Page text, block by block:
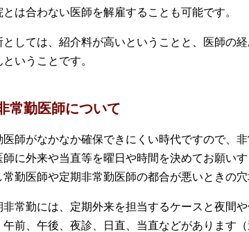
とは合わない医師を解雇することも可能です。
としては、紹介料が高いということと、医師の
ということです。
常勤医師について
医師がなかなか確保できにくい時代ですので、
師に外来や当直等を曜日や時間を決めてお願い
常勤医師や定期非常勤医師の都合が悪いときの
非常勤には、定期外来を担当するケースと夜間
午前、午後、夜診、日直、当直などがあります